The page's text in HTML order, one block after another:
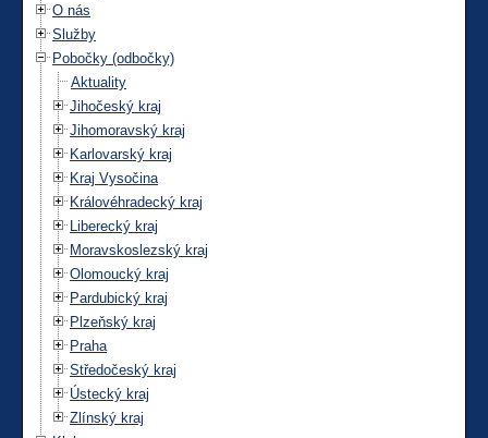
O nás
Služby
Pobočky (odbočky)
Aktuality
Jihočeský kraj
Jihomoravský kraj
Karlovarský kraj
Kraj Vysočina
Královéhradecký kraj
Liberecký kraj
Moravskoslezský kraj
Olomoucký kraj
Pardubický kraj
Plzeňský kraj
Praha
Středočeský kraj
Ústecký kraj
Zlínský kraj